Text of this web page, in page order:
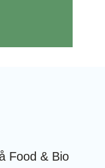
Food & Bio